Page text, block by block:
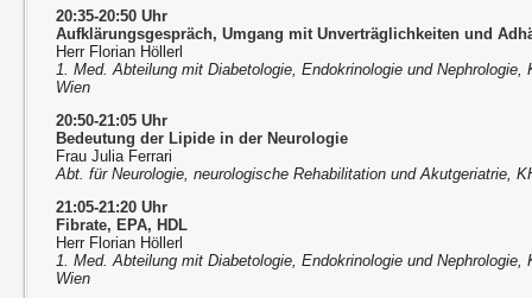
20:35-20:50 Uhr
Aufklärungsgespräch, Umgang mit Unverträglichkeiten und
Herr Florian Höllerl
1. Med. Abteilung mit Diabetologie, Endokrinologie und
Wien
20:50-21:05 Uhr
Bedeutung der Lipide in der Neurologie
Frau Julia Ferrari
Abt. für Neurologie, neurologische Rehabilitation und Akutgeriatrie,
21:05-21:20 Uhr
Fibrate, EPA, HDL
Herr Florian Höllerl
1. Med. Abteilung mit Diabetologie, Endokrinologie und
Wien